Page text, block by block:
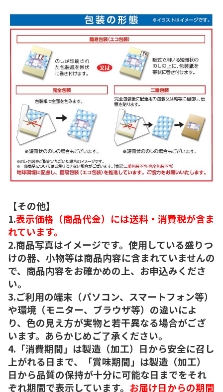
【その他】
1.表示価格（商品代金）には送料・消費税が含ま
れています。
2.商品写真はイメージです。使用している盛りつ
けの器、小物等は商品内容に含まれていませんの
で、商品内容をお確かめの上、お申込みくださ
い。
3.ご利用の端末（パソコン、スマートフォン等）
や環境（モニター、ブラウザ等）の違いによ
り、色の見え方が実物と若干異なる場合がござ
います。あらかじめご了承ください。
4.「消費期間」は製造（加工）日から安全に召し
上がれる日まで、「賞味期間」は製造（加工）
日から品質の保持が十分に可能な日までをそれ
ぞれ期間で表示しています。 お届け日からの期間